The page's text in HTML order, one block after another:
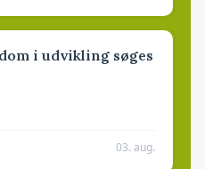
i udvikling søges
03. aug.